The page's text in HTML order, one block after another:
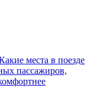
места в поезде
пассажиров,